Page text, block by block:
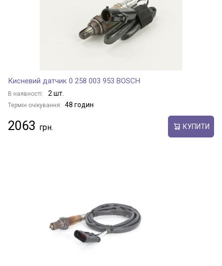
Кисневий датчик 0 258 003 953 BOSCH
В наявності: 2 шт.
Термін очікування: 48 годин
2063 КУПИТИ